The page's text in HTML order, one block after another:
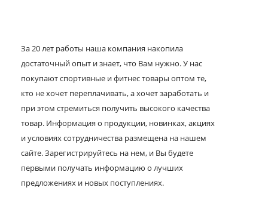
За 20 лет работы наша компания накопила
достаточный опыт и знает, что Вам нужно. У нас
покупают спортивные и фитнес товары оптом те,
кто не хочет переплачивать, а хочет заработать и
при этом стремиться получить высокого качества
товар. Информация о продукции, новинках, акциях
и условиях сотрудничества размещена на нашем
сайте. Зарегистрируйтесь на нем, и Вы будете
первыми получать информацию о лучших
предложениях и новых поступлениях.